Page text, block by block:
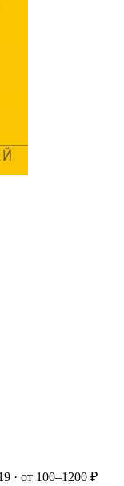
· от 100–1200 ₽